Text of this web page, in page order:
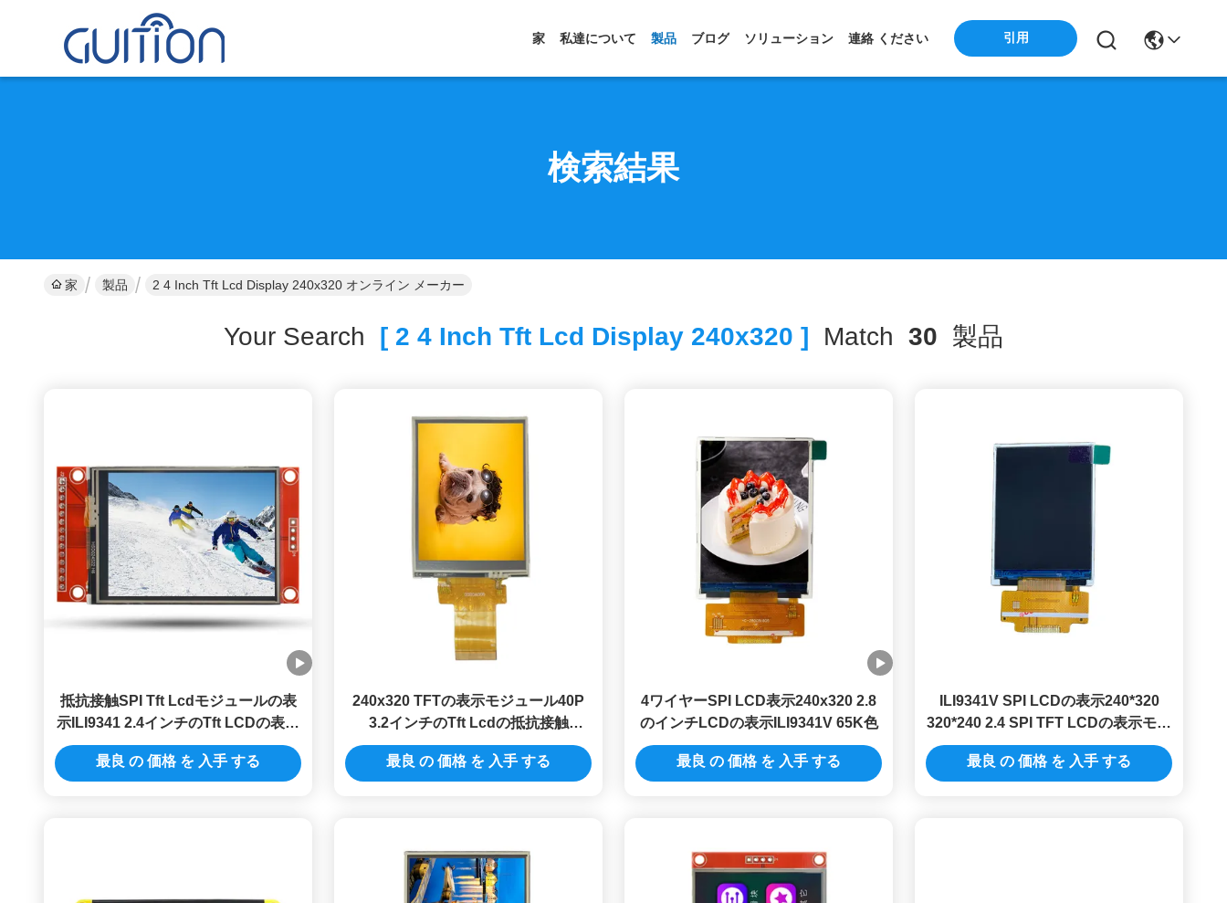
家 私達について 製品 ブログ ソリューション 連絡 ください 引用
検索結果
家 製品 2 4 Inch Tft Lcd Display 240x320 オンライン メーカー
Your Search [ 2 4 Inch Tft Lcd Display 240x320 ] Match 30 製品
抵抗接触SPI Tft Lcdモジュールの表
示ILI9341 2.4インチのTft LCDの表示
240x320
最良 の 価格 を 入手 する
240x320 TFTの表示モジュール40P
3.2インチのTft Lcdの抵抗接触
ST7789
最良 の 価格 を 入手 する
4ワイヤーSPI LCD表示240x320 2.8
のインチLCDの表示ILI9341V 65K色
最良 の 価格 を 入手 する
ILI9341V SPI LCDの表示240*320
320*240 2.4 SPI TFT LCDの表示モジ
ュール
最良 の 価格 を 入手 する